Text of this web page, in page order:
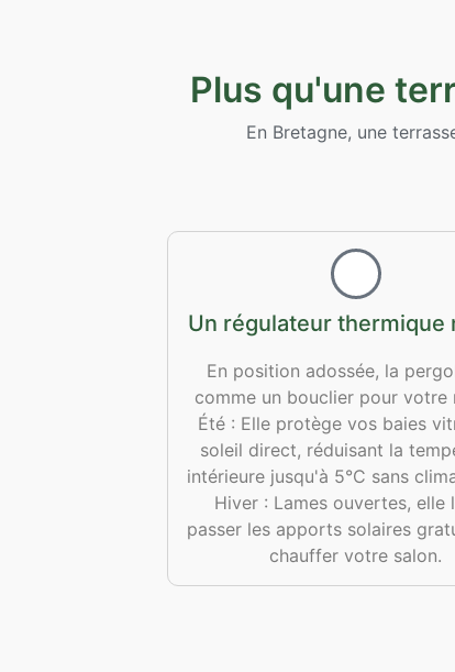
Plus qu'une
En Bretagne, une
Un régulateur thermique
En position adossée, la
comme un bouclier pour votre
Été : Elle protège vos baies
soleil direct, réduisant la
intérieure jusqu'à 5°C sans
Hiver : Lames ouvertes, elle
passer les apports solaires
chauffer votre salon.